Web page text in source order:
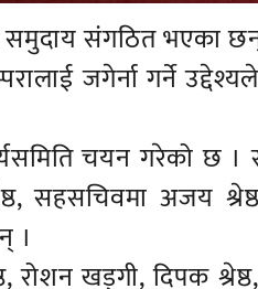
समुदाय संगठित भएका
जगेर्ना गर्ने
चयन गरेको छ ।
सहसचिवमा अजय
।
खड्गी, दिपक श्रेष्ठ,